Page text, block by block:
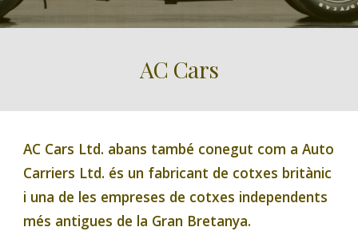
AC Cars
AC Cars Ltd. abans també conegut com a Auto
Carriers Ltd. és un fabricant de cotxes britànic
i una de les empreses de cotxes independents
més antigues de la Gran Bretanya.